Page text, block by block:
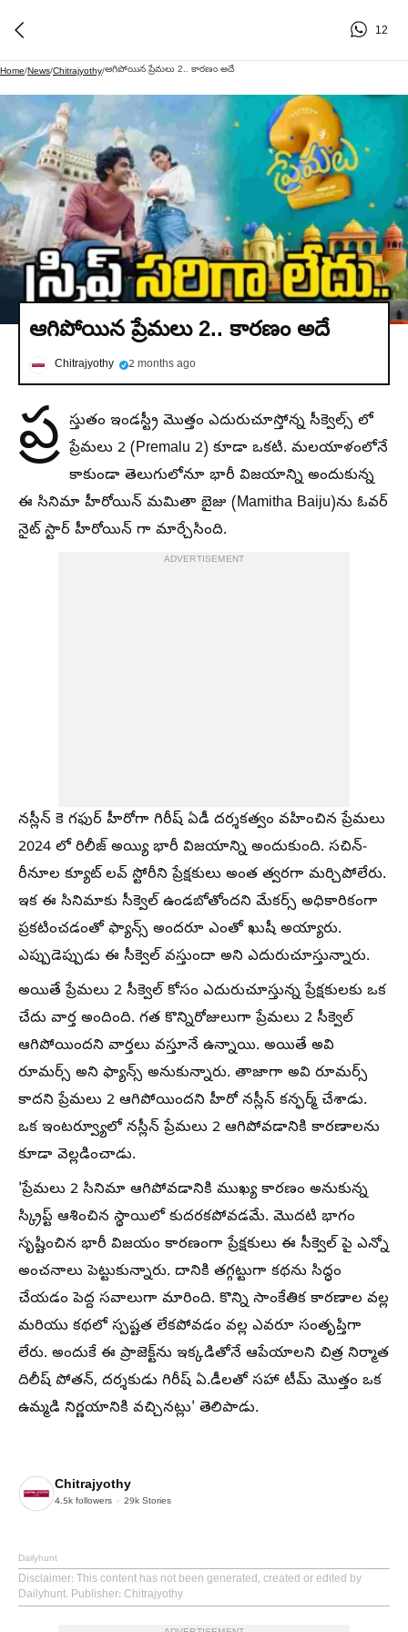
12
Home/News/Chitrajyothy/ఆగిపోయిన ప్రేమలు 2.. కారణం అదే
ఆగిపోయిన ప్రేమలు 2.. కారణం అదే
Chitrajyothy 2 months ago
ప్ర స్తుతం ఇండస్ట్రీ మొత్తం ఎదురుచూస్తోన్న సీక్వెల్స్ లో
ప్రేమలు 2 (Premalu 2) కూడా ఒకటి. మలయాళంలోనే
కాకుండా తెలుగులోనూ భారీ విజయాన్ని అందుకున్న
ఈ సినిమా హీరోయిన్ మమితా బైజు (Mamitha Baiju)ను ఓవర్
నైట్ స్టార్ హీరోయిన్ గా మార్చేసింది.
ADVERTISEMENT
నస్లీన్ కె గఫుర్ హీరోగా గిరీష్ ఏడీ దర్శకత్వం వహించిన ప్రేమలు
2024 లో రిలీజ్ అయ్యి భారీ విజయాన్ని అందుకుంది. సచిన్-
రీనూల క్యూట్ లవ్ స్టోరీని ప్రేక్షకులు అంత త్వరగా మర్చిపోలేరు.
ఇక ఈ సినిమాకు సీక్వెల్ ఉండబోతోందని మేకర్స్ అధికారికంగా
ప్రకటించడంతో ఫ్యాన్స్ అందరూ ఎంతో ఖుషీ అయ్యారు.
ఎప్పుడెప్పుడు ఈ సీక్వెల్ వస్తుందా అని ఎదురుచూస్తున్నారు.
అయితే ప్రేమలు 2 సీక్వెల్ కోసం ఎదురుచూస్తున్న ప్రేక్షకులకు ఒక
చేదు వార్త అందింది. గత కొన్నిరోజులుగా ప్రేమలు 2 సీక్వెల్
ఆగిపోయిందని వార్తలు వస్తూనే ఉన్నాయి. అయితే అవి
రూమర్స్ అని ఫ్యాన్స్ అనుకున్నారు. తాజాగా అవి రూమర్స్
కాదని ప్రేమలు 2 ఆగిపోయిందని హీరో నస్లీన్ కన్ఫర్మ్ చేశాడు.
ఒక ఇంటర్వ్యూలో నస్లీన్ ప్రేమలు 2 ఆగిపోవడానికి కారణాలను
కూడా వెల్లడించాడు.
'ప్రేమలు 2 సినిమా ఆగిపోవడానికి ముఖ్య కారణం అనుకున్న
స్క్రిప్ట్ ఆశించిన స్థాయిలో కుదరకపోవడమే. మొదటి భాగం
సృష్టించిన భారీ విజయం కారణంగా ప్రేక్షకులు ఈ సీక్వెల్ పై ఎన్నో
అంచనాలు పెట్టుకున్నారు. దానికి తగ్గట్టుగా కథను సిద్ధం
చేయడం పెద్ద సవాలుగా మారింది. కొన్ని సాంకేతిక కారణాల వల్ల
మరియు కథలో స్పష్టత లేకపోవడం వల్ల ఎవరూ సంతృప్తిగా
లేరు. అందుకే ఈ ప్రాజెక్ట్‌ను ఇక్కడితోనే ఆపేయాలని చిత్ర నిర్మాత
దిలీష్ పోతన్, దర్శకుడు గిరీష్ ఏ.డీలతో సహా టీమ్ మొత్తం ఒక
ఉమ్మడి నిర్ణయానికి వచ్చినట్లు' తెలిపాడు.
Chitrajyothy
4.5k followers 29k Stories
Dailyhunt
Disclaimer: This content has not been generated, created or edited by
Dailyhunt. Publisher: Chitrajyothy